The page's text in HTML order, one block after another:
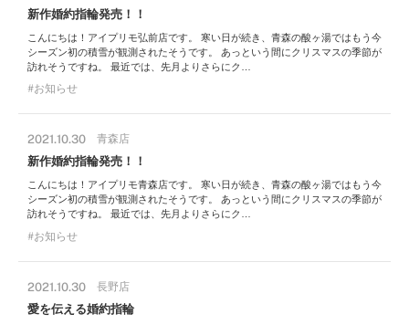
新作婚約指輪発売！！
こんにちは！アイプリモ弘前店です。 寒い日が続き、青森の酸ヶ湯ではもう今
シーズン初の積雪が観測されたそうです。 あっという間にクリスマスの季節が
訪れそうですね。 最近では、先月よりさらにク…
お知らせ
2021.10.30 青森店
新作婚約指輪発売！！
こんにちは！アイプリモ青森店です。 寒い日が続き、青森の酸ヶ湯ではもう今
シーズン初の積雪が観測されたそうです。 あっという間にクリスマスの季節が
訪れそうですね。 最近では、先月よりさらにク…
お知らせ
2021.10.30 長野店
愛を伝える婚約指輪